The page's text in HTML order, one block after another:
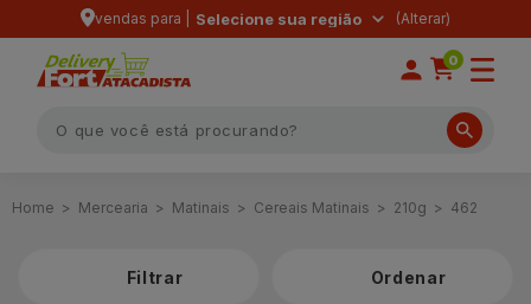
vendas para | Selecione sua região
0
Mercearia Matinais Cereais Matinais 210g 462
Filtrar